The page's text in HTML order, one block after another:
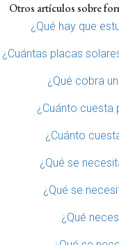
Otros artículos sobre
¿Qué hay que
¿Cuántas placas
¿Qué cobra
¿Cuánto cuesta
¿Cuánto
¿Qué se
¿Qué se
¿Qué